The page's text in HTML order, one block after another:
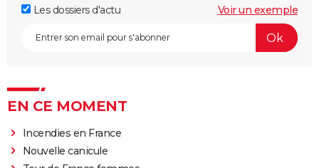
Les dossiers d'actu
Voir un exemple
EN CE MOMENT
Incendies en France
Nouvelle canicule